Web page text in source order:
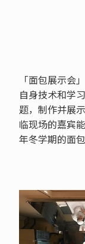
「面包展示会
自身技术和学
题，制作并展
临现场的嘉宾
年冬学期的面